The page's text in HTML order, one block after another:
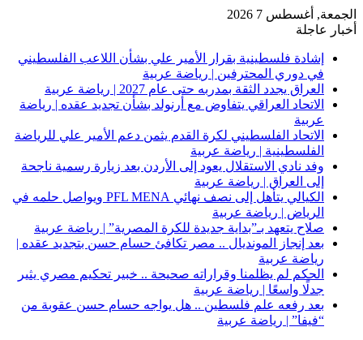
الجمعة, أغسطس 7 2026
أخبار عاجلة
إشادة فلسطينية بقرار الأمير علي بشأن اللاعب الفلسطيني
في دوري المحترفين | رياضة عربية
العراق يجدد الثقة بمدربه حتى عام 2027 | رياضة عربية
الاتحاد العراقي يتفاوض مع أرنولد بشأن تجديد عقده | رياضة
عربية
الاتحاد الفلسطيني لكرة القدم يثمن دعم الأمير علي للرياضة
الفلسطينية | رياضة عربية
وفد نادي الاستقلال يعود إلى الأردن بعد زيارة رسمية ناجحة
إلى العراق | رياضة عربية
الكيالي يتأهل إلى نصف نهائي PFL MENA ويواصل حلمه في
الرياض | رياضة عربية
صلاح يتعهد بـ”بداية جديدة للكرة المصرية” | رياضة عربية
بعد إنجاز المونديال .. مصر تكافئ حسام حسن بتجديد عقده |
رياضة عربية
الحكم لم يظلمنا وقراراته صحيحة .. خبير تحكيم مصري يثير
جدلًا واسعًا | رياضة عربية
بعد رفعه علم فلسطين .. هل يواجه حسام حسن عقوبة من
“فيفا” | رياضة عربية